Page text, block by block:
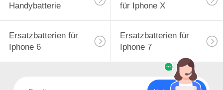
Handybatterie
für Iphone X
Ersatzbatterien für
Iphone 6
Ersatzbatterien für
Iphone 7